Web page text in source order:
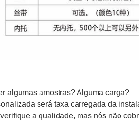
algumas amostras? Alguma carga?
será taxa carregada da
a qualidade, mas nós não